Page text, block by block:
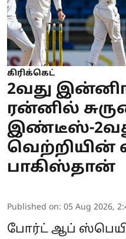
கிரிக்கெட்
2வது
ரன்னில்
இண்டீஸ்-
வெற்றியின்
பாகிஸ்தான்
Published on: 05 Aug 2026,
போர்ட் ஆப்